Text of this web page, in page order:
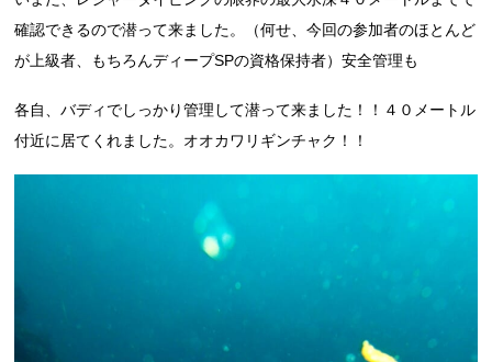
確認できるので潜って来ました。（何せ、今回の参加者のほとんど
が上級者、もちろんディープSPの資格保持者）安全管理も
各自、バディでしっかり管理して潜って来ました！！４０メートル
付近に居てくれました。オオカワリギンチャク！！